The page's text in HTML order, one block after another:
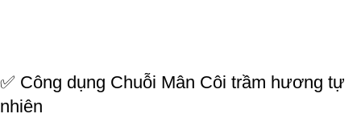
✅ Công dụng Chuỗi Mân Côi trầm hương tự
nhiên